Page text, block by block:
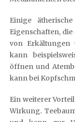
Einige
Eigenschaften,
von Erkältungen
kann
öffnen und
kann bei
Ein weiterer
Wirkung.